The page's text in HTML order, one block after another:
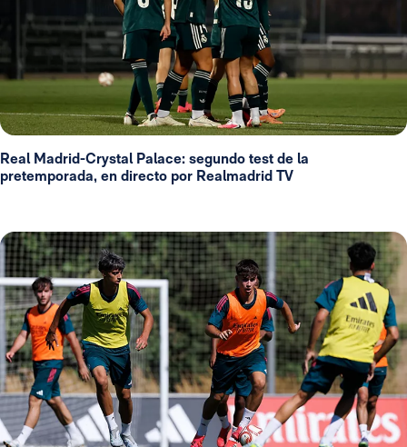
Real Madrid-Crystal Palace: segundo test de la
pretemporada, en directo por Realmadrid TV